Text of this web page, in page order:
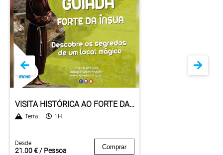
VISITA HISTÓRICA AO FORTE DA ÍNSUA
Terra 1H
Desde
21.00 € / Pessoa Comprar